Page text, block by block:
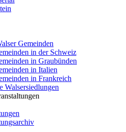
Gemeinden
in der Schweiz
in Graubünden
in Italien
in Frankreich
Walsersiedlungen